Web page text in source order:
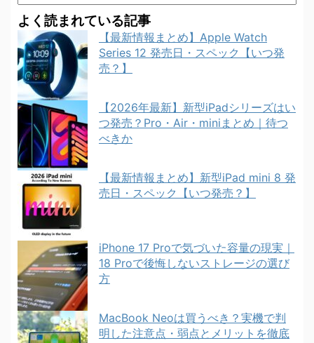
よく読まれている記事
【最新情報まとめ】Apple Watch
Series 12 発売日・スペック【いつ発
売？】
【2026年最新】新型iPadシリーズはい
つ発売？Pro・Air・miniまとめ｜待つ
べきか
【最新情報まとめ】新型iPad mini 8 発
売日・スペック【いつ発売？】
iPhone 17 Proで気づいた容量の現実｜
18 Proで後悔しないストレージの選び
方
MacBook Neoは買うべき？実機で判
明した注意点・弱点とメリットを徹底